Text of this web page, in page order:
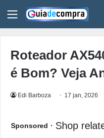
Menu
Roteador
é Bom? Veja
Edi Barboza 17 jan, 2026